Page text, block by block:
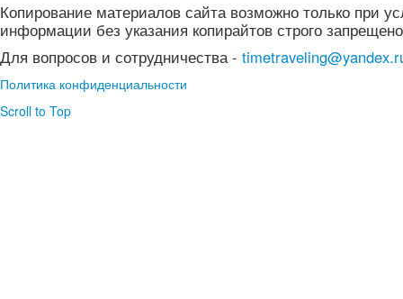
Копирование материалов сайта возможно только при
информации без указания копирайтов строго
Для вопросов и сотрудничества -
Политика конфиденциальности
Scroll to Top